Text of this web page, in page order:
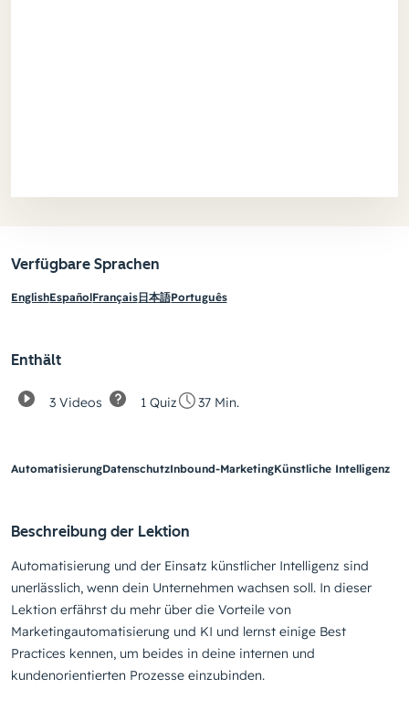
Verfügbare Sprachen
EnglishEspañolFrançais日本語Português
Enthält
3 Videos 1 Quiz 37 Min.
AutomatisierungDatenschutzInbound-MarketingKünstliche Intelligenz
Beschreibung der Lektion
Automatisierung und der Einsatz künstlicher Intelligenz sind
unerlässlich, wenn dein Unternehmen wachsen soll. In dieser
Lektion erfährst du mehr über die Vorteile von
Marketingautomatisierung und KI und lernst einige Best
Practices kennen, um beides in deine internen und
kundenorientierten Prozesse einzubinden.